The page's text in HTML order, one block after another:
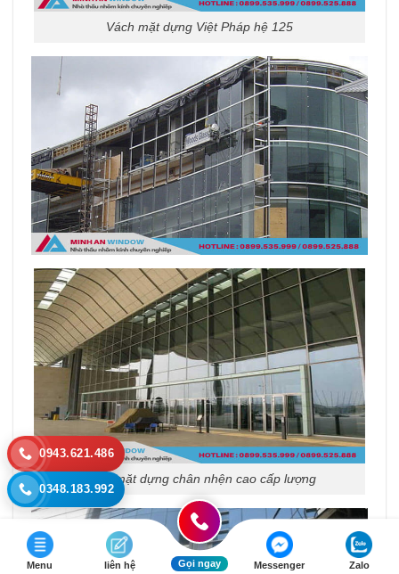
Vách mặt dựng Việt Pháp hệ 125
Vách mặt dựng chân nhện cao cấp lượng
0943.621.486
0348.183.992
Menu liên hệ Gọi ngay Messenger Zalo